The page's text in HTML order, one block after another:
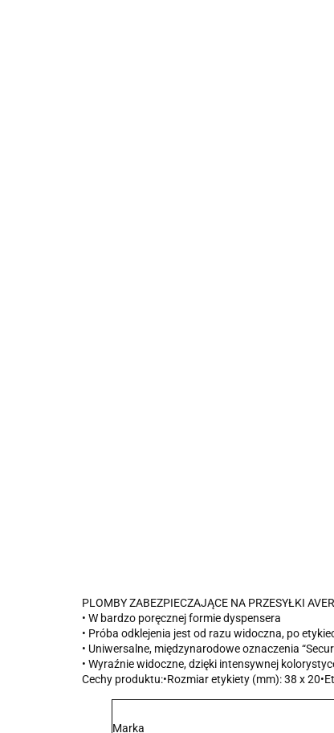
PLOMBY ZABEZPIECZAJĄCE NA PRZESYŁKI
• W bardzo poręcznej formie dyspensera
• Próba odklejenia jest od razu widoczna, po
• Uniwersalne, międzynarodowe oznaczenia
• Wyraźnie widoczne, dzięki intensywnej
Cechy produktu:•Rozmiar etykiety (mm): 38 x
Marka